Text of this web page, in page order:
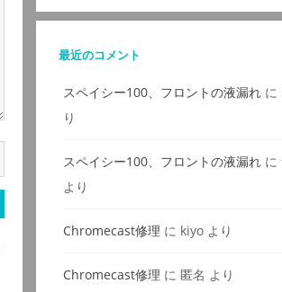
最近のコメント
スペイシー100、フロントの液漏れ に
り
スペイシー100、フロントの液漏れ に
より
Chromecast修理 に kiyo より
Chromecast修理 に 匿名 より